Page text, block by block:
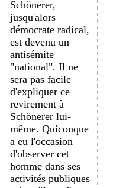
Schönerer,
jusqu'alors
démocrate radical,
est devenu un
antisémite
"national". Il ne
sera pas facile
d'expliquer ce
revirementà
Schönerer lui-
même. Quiconque
a eu l'occasion
d'observer cet
homme dans ses
activités publiques